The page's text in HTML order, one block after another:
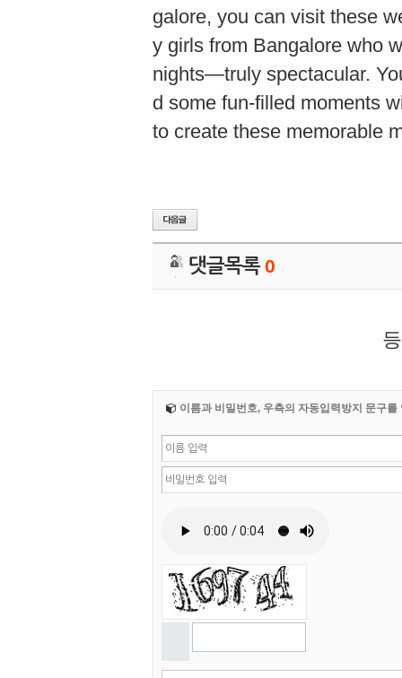
galore, you can visit these
y girls from Bangalore who
nights—truly spectacular.
d some fun-filled moments
to create these memorable
댓글목록0
이름과 비밀번호, 우측의 자동입력방지 문구를